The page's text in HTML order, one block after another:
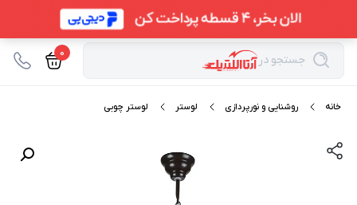
جستجو در 0
خانه روشنایی و نورپردازی لوستر لوستر چوبی